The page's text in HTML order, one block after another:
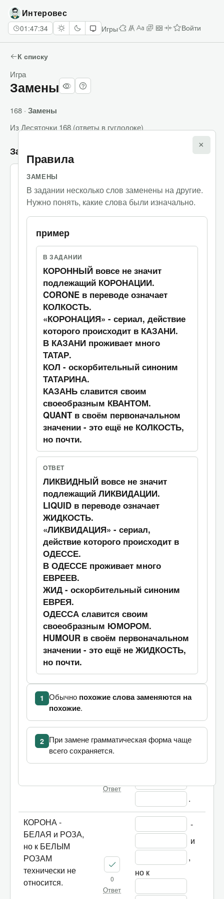
Интеровес
01:47:34 ИгрыДесяточки
Лесенка
Алфавитка
Замены
СтеныПалиндромы
Задание
Войти
К списку
Игра
Замены
168 · Замены
Правила
×
ЗАМЕНЫ
В задании несколько слов заменены на другие.
Нужно понять, какие слова были изначально.
пример
В ЗАДАНИИ
КОРОННЫЙ вовсе не значит
подлежащий КОРОНАЦИИ.
CORONE в переводе означает
КОЛКОСТЬ.
«КОРОНАЦИЯ» - сериал, действие
которого происходит в КАЗАНИ.
В КАЗАНИ проживает много
ТАТАР.
КОЛ - оскорбительный синоним
ТАТАРИНА.
КАЗАНЬ славится своим
своеобразным КВАНТОМ.
QUANT в своём первоначальном
значении - это ещё не КОЛКОСТЬ,
но почти.
ОТВЕТ
ЛИКВИДНЫЙ вовсе не значит
подлежащий ЛИКВИДАЦИИ.
LIQUID в переводе означает
ЖИДКОСТЬ.
«ЛИКВИДАЦИЯ» - сериал,
действие которого происходит в
ОДЕССЕ.
В ОДЕССЕ проживает много
ЕВРЕЕВ.
ЖИД - оскорбительный синоним
ЕВРЕЯ.
ОДЕССА славится своим
своеобразным ЮМОРОМ.
HUMOUR в своём первоначальном
значении - это ещё не ЖИДКОСТЬ,
но почти.
1 Обычно похожие слова заменяются на
похожие.
2 При замене грамматическая форма чаще
всего сохраняется.
ИзДесяточки 168 (ответы в гуглодоке)
Задания
1. (0баллов
Ввод По словам По строкам Весь текст
АДЬ", "ХУ СПИЧ
КИНГИСЕН" и
"ХУ ПИРУ СПИЧ
ПИРУ " -
примерно так
звучит "КТО
ЛИЦА?" на
разных языках.
0
Ответ
"
примерно так
звучит "
?" на
Название "The
EAGLE and the
CROWN" в
оригинале
примерно
означает "КТО
ЛИЦА?".
0
Название "The
оригинале
означает "
COOKIES "The
EAGLE and the
CROWN" and
"WHORSE's
COOKING
KITCHEN" were
made by ARTIST
IGHRALI.
and the
and "
were made by
.
КИНГИСЕН и
ЛОШАДЬ -
Ответ
-
.
КОРОНА -
БЕЛАЯ и РОЗА,
но к БЕЛЫМ
РОЗАМ
технически не
относится.
0
Ответ
-
и
,
но к